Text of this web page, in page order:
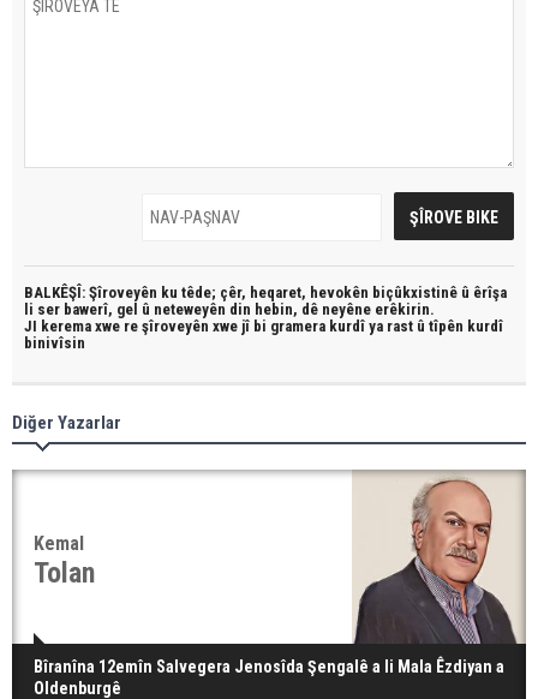
BALKÊŞÎ: Şîroveyên ku têde; çêr, heqaret, hevokên biçûkxistinê û êrîşa
li ser bawerî, gel û neteweyên din hebin, dê neyêne erêkirin.
JI kerema xwe re şîroveyên xwe jî bi gramera kurdî ya rast û tîpên kurdî
binivîsin
Diğer Yazarlar
Kemal
Tolan
Bîranîna 12emîn Salvegera Jenosîda Şengalê a li Mala Êzdiyan a
Oldenburgê